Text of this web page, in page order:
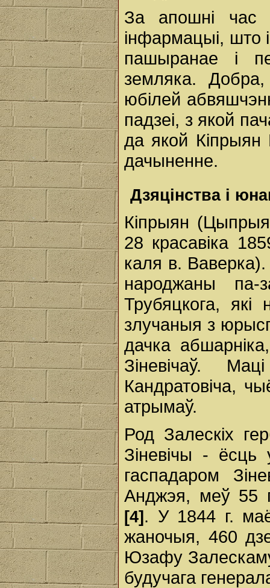
За апошні час
інфармацыі, што
пашыранае і
земляка.
юбілей
падзеі, з якой
да якой Кіпрыян
дачыненне.
Дзяцінства і
Кіпрыян
28 красавіка
каля в.
народжаны
Трубяцкога,
злучаныя з
дачка
Зіневічаў.
Кандратовіча,
атрымаў.
Род Залескіх
Зіневічы -
гаспадаром
Анджэя, меў 55
[4] . У 1844 г.
жаночыя, 460
Юзафу
будучага